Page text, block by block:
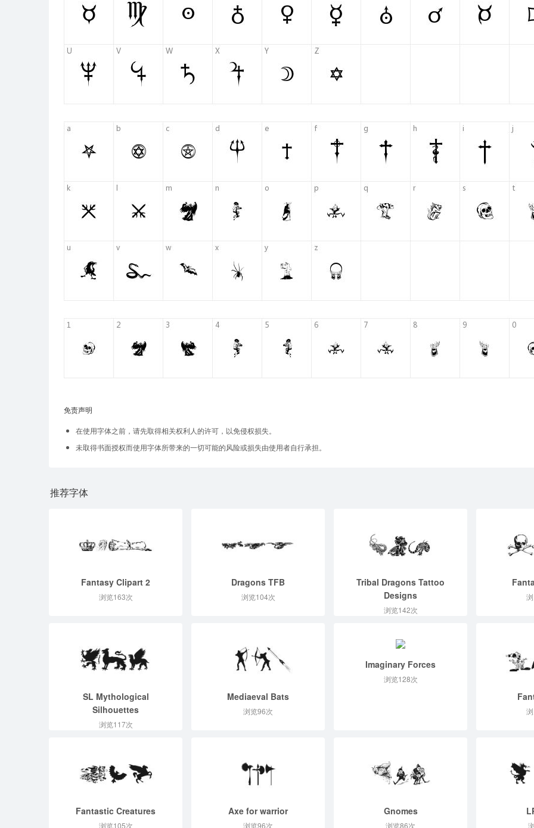
免责声明
在使用字体之前，请先取得相关权利人的许可，以免侵权损失。
未取得书面授权而使用字体所带来的一切可能的风险或损失由使用者自行承担。
推荐字体
Fantasy Clipart 2
浏览163次
Dragons TFB
浏览104次
Tribal Dragons Tattoo
Designs
浏览142次
SL Mythological
Silhouettes
浏览117次
Mediaeval Bats
浏览96次
Imaginary Forces
浏览128次
Fantastic Creatures
浏览105次
Axe for warrior
浏览96次
Gnomes
浏览86次